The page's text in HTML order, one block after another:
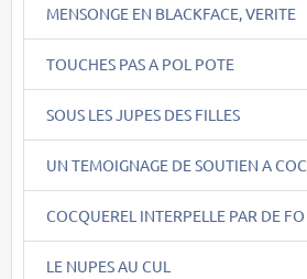
MENSONGE EN BLACKFACE, VERITE
TOUCHES PAS A POL POTE
SOUS LES JUPES DES FILLES
UN TEMOIGNAGE DE SOUTIEN A COC
COCQUEREL INTERPELLE PAR DE FO
LE NUPES AU CUL